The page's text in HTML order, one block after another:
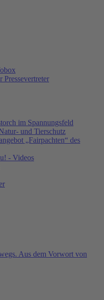
Pressevertreter
im Spannungsfeld
und Tierschutz
„Fairpachten“ des
- Videos
Aus dem Vorwort von